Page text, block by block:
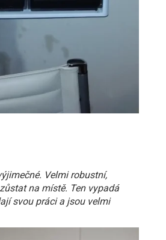
Velmi robustní,
na místě. Ten vypadá
svou práci a jsou velmi